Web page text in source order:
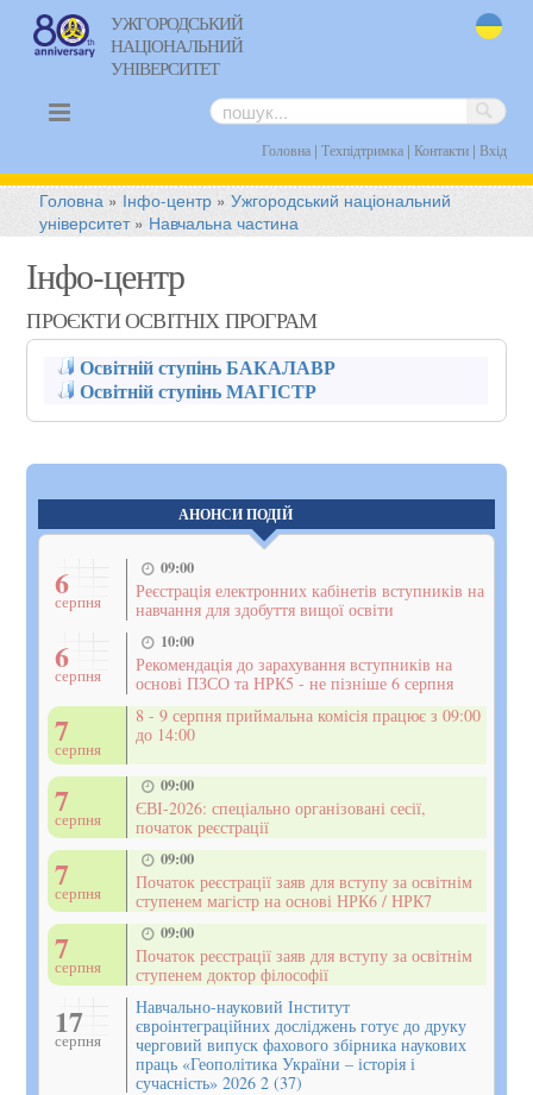
УЖГОРОДСЬКИЙ
НАЦІОНАЛЬНИЙ
УНІВЕРСИТЕТ
Головна| Техпідтримка| Контакти| Вхід
Головна » Інфо-центр »Ужгородський національний
університет» Навчальна частина
Інфо-центр
ПРОЄКТИ ОСВІТНІХ ПРОГРАМ
Освітній ступінь БАКАЛАВР
Освітній ступінь МАГІСТР
АНОНСИ ПОДІЙ
6
серпня
09:00
Реєстрація електронних кабінетів вступників на
навчання для здобуття вищої освіти
6
серпня
10:00
Рекомендація до зарахування вступників на
основі ПЗСО та НРК5 - не пізніше 6 серпня
7
серпня
8 - 9 серпня приймальна комісія працює з 09:00
до 14:00
7
серпня
09:00
ЄВІ-2026: спеціально організовані сесії,
початок реєстрації
7
серпня
09:00
Початок реєстрації заяв для вступу за освітнім
ступенем магістр на основі НРК6 / НРК7
7
серпня
09:00
Початок реєстрації заяв для вступу за освітнім
ступенем доктор філософії
17
серпня
Навчально-науковий Інститут
євроінтеграційних досліджень готує до друку
черговий випуск фахового збірника наукових
праць «Геополітика України – історія і
сучасність» 2026 2 (37)